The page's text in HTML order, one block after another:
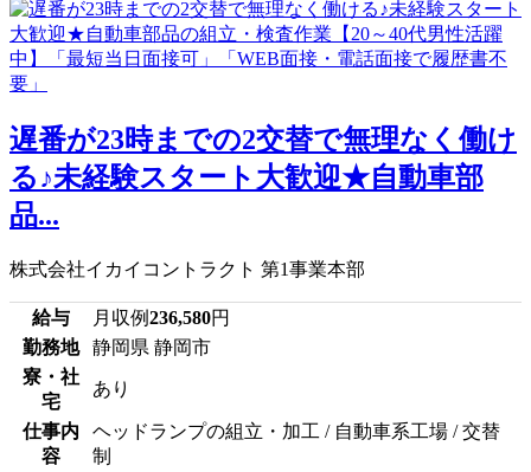
遅番が23時までの2交替で無理なく働け
る♪未経験スタート大歓迎★自動車部
品...
株式会社イカイコントラクト 第1事業本部
給与 月収例236,580円
勤務地
静岡県 静岡市
寮・社
宅
あり
仕事内
容
ヘッドランプの組立・加工 / 自動車系工場 / 交替
制